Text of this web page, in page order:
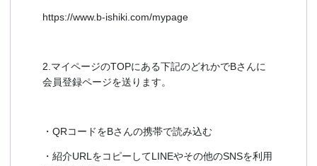
https://www.b-ishiki.com/mypage
2.マイページのTOPにある下記のどれかでBさんに
会員登録ページを送ります。
・QRコードをBさんの携帯で読み込む
・紹介URLをコピーしてLINEやその他のSNSを利用